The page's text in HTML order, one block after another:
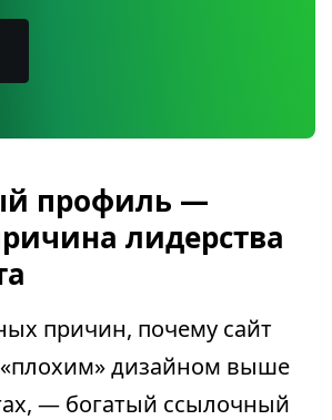
профиль —
лидерства
причин, почему сайт
«плохим» дизайном выше
— богатый ссылочный